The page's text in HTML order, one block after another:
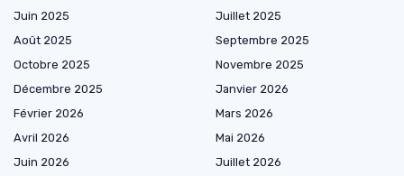
Juin 2025
Juillet 2025
Août 2025
Septembre 2025
Octobre 2025
Novembre 2025
Décembre 2025
Janvier 2026
Février 2026
Mars 2026
Avril 2026
Mai 2026
Juin 2026
Juillet 2026